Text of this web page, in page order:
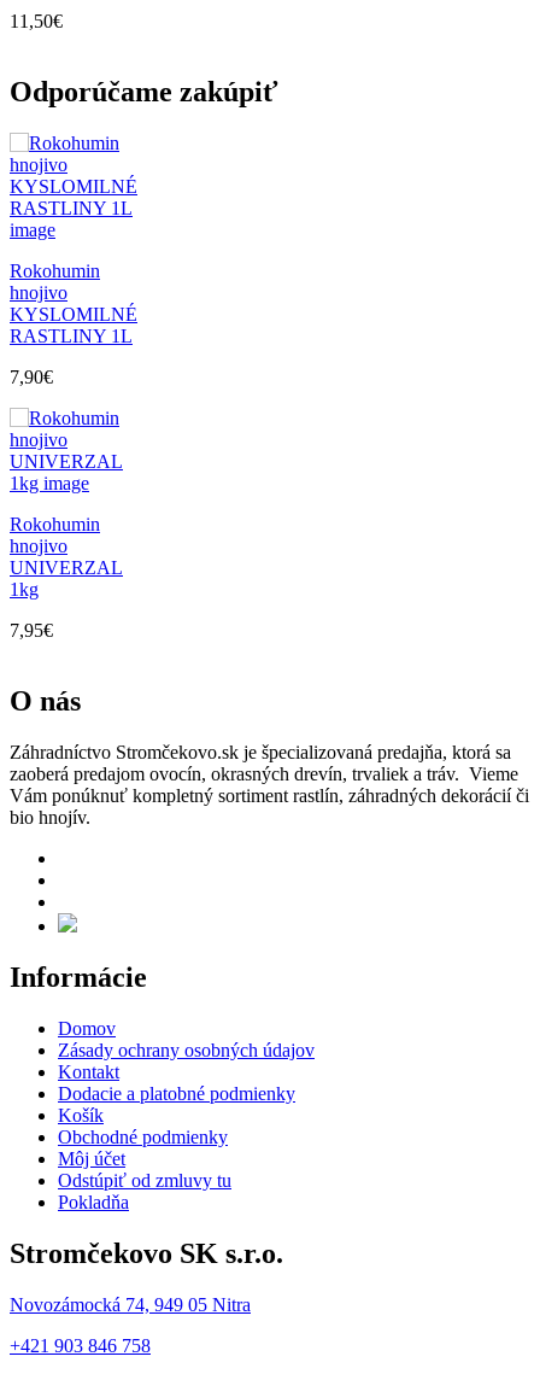
11,50€
Odporúčame zakúpiť
Rokohumin
hnojivo
KYSLOMILNÉ
RASTLINY 1L
7,90€
Rokohumin
hnojivo
UNIVERZAL
1kg
7,95€
O nás
Záhradníctvo Stromčekovo.sk je špecializovaná predajňa, ktorá sa
zaoberá predajom ovocín, okrasných drevín, trvaliek a tráv. Vieme
Vám ponúknuť kompletný sortiment rastlín, záhradných dekorácií či
bio hnojív.
Informácie
Domov
Zásady ochrany osobných údajov
Kontakt
Dodacie a platobné podmienky
Košík
Obchodné podmienky
Môj účet
Odstúpiť od zmluvy tu
Pokladňa
Stromčekovo SK s.r.o.
Novozámocká 74, 949 05 Nitra
+421 903 846 758